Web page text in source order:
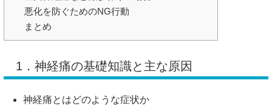
悪化を防ぐためのNG行動
まとめ
1．神経痛の基礎知識と主な原因
神経痛とはどのような症状か